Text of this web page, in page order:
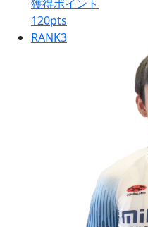
獲得ポイント
120pts
RANK3